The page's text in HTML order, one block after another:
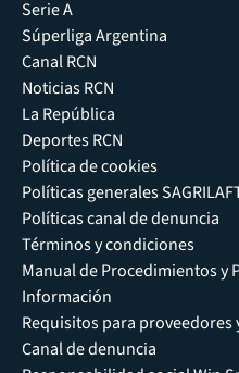
Serie A
Súperliga Argentina
Canal RCN
Noticias RCN
La República
Deportes RCN
Política de cookies
Políticas generales
Políticas canal de denuncia
Términos y condiciones
Manual de Procedimientos y
Información
Requisitos para proveedores
Canal de denuncia